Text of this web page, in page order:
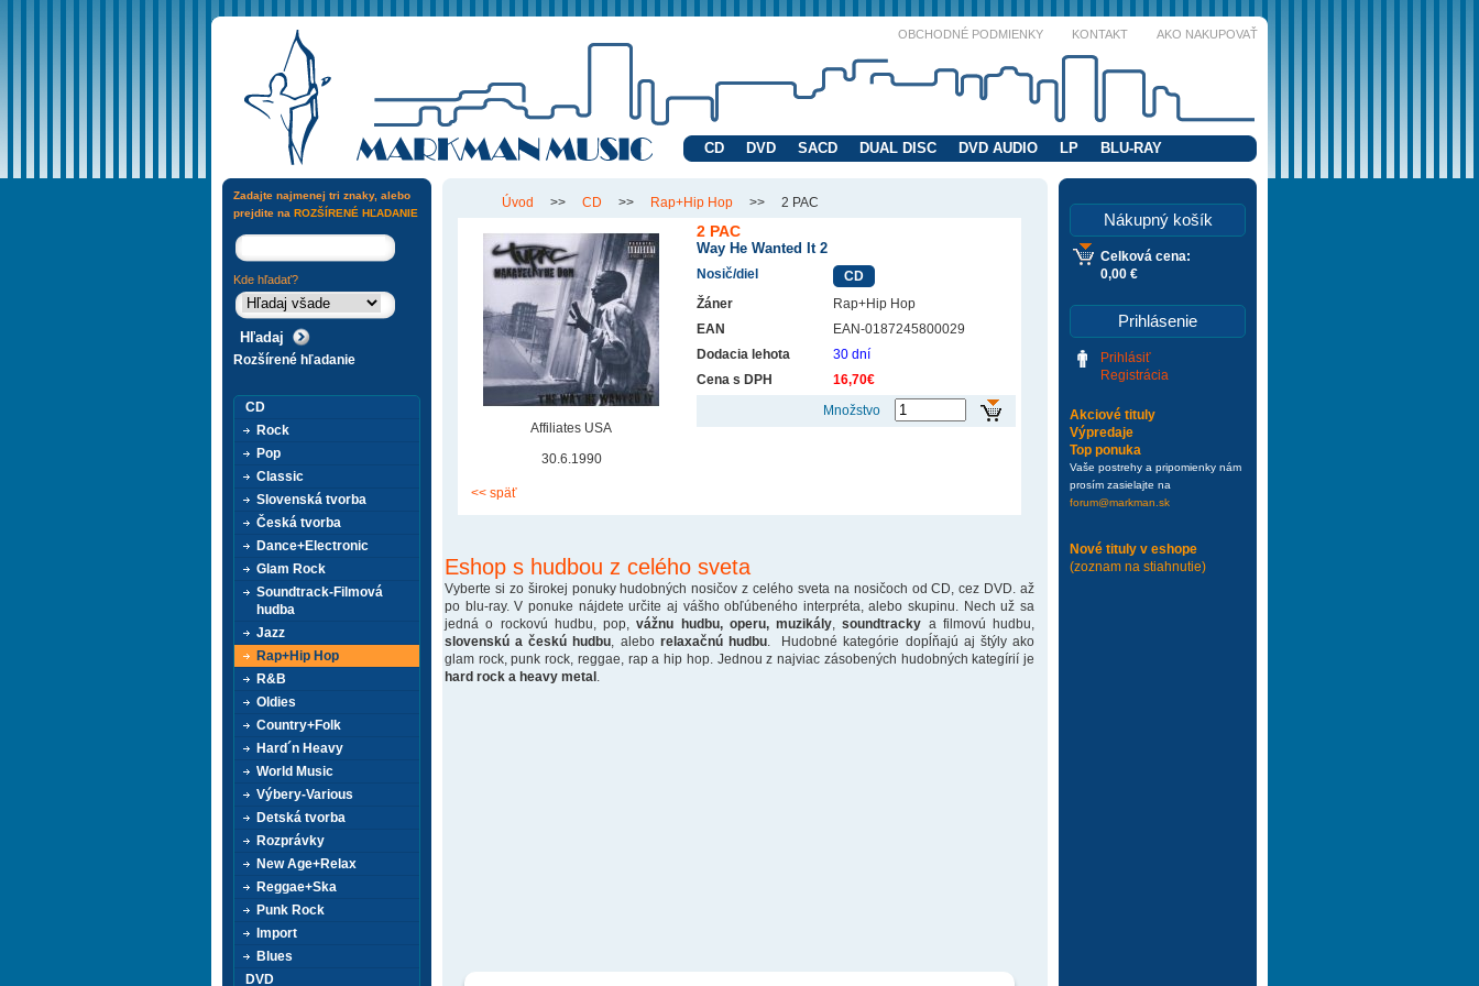
OBCHODNÉ PODMIENKY KONTAKT AKO NAKUPOVAŤ
CD DVD SACD DUAL DISC DVD AUDIO LP BLU-RAY
Úvod >> CD >> Rap+Hip Hop >> 2 PAC
Affiliates USA
30.6.1990
2 PAC
Way He Wanted It 2
Nosič/diel
CD
Žáner
Rap+Hip Hop
EAN
EAN-0187245800029
Dodacia lehota
30 dní
Cena s DPH
16,70€
Množstvo
<< späť
Eshop s hudbou z celého sveta
Vyberte si zo širokej ponuky hudobných nosičov z celého sveta na nosičoch od CD, cez DVD. až
po blu-ray. V ponuke nájdete určite aj vášho obľúbeného interpréta, alebo skupinu. Nech už sa
jedná o rockovú hudbu, pop,vážnu hudbu, operu, muzikály ,soundtracky a filmovú hudbu,
slovenskú a českú hudbu , alebo relaxačnú hudbu. Hudobné kategórie dopĺňajú aj štýly ako
glam rock, punk rock, reggae, rap a hip hop. Jednou z najviac zásobených hudobných kategírií je
hard rock a heavy metal
Nákupný košík
Celková cena:
0,00 €
Prihlásenie
Prihlásiť
Registrácia
Akciové tituly
Výpredaje
Top ponuka
Vaše postrehy a pripomienky nám
prosím zasielajte na
forum@markman.sk
Nové tituly v eshope
(zoznam na stiahnutie)
Zadajte najmenej tri znaky, alebo
prejdite na ROZŠÍRENÉ HĽADANIE
Kde hľadať?
Rozšírené hľadanie
CD
Rock
Pop
Classic
Slovenská tvorba
Česká tvorba
Dance+Electronic
Glam Rock
Soundtrack-Filmová
hudba
Jazz
Rap+Hip Hop
R&B
Oldies
Country+Folk
Hard´n Heavy
World Music
Výbery-Various
Detská tvorba
Rozprávky
New Age+Relax
Reggae+Ska
Punk Rock
Import
Blues
DVD